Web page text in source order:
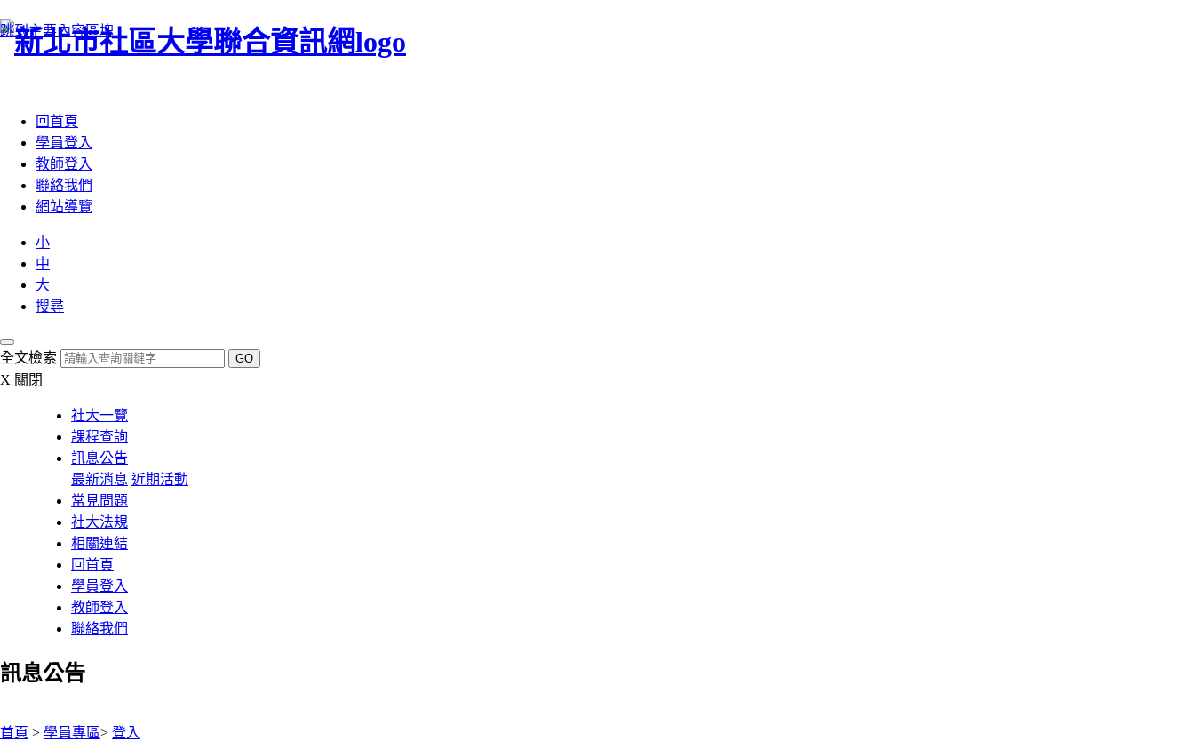
跳到主要內容區塊
回首頁
學員登入
教師登入
聯絡我們
網站導覽
小
中
大
搜尋
全文檢索 GO
X 關閉
社大一覽
課程查詢
訊息公告
最新消息 近期活動
常見問題
社大法規
相關連結
回首頁
學員登入
教師登入
聯絡我們
訊息公告
首頁 > 學員專區> 登入